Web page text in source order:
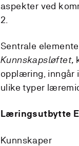
aspekter ved
2.
Sentrale
Kunnskapsløftet,
opplæring, inngår
ulike typer
Læringsutbytte
Kunnskaper